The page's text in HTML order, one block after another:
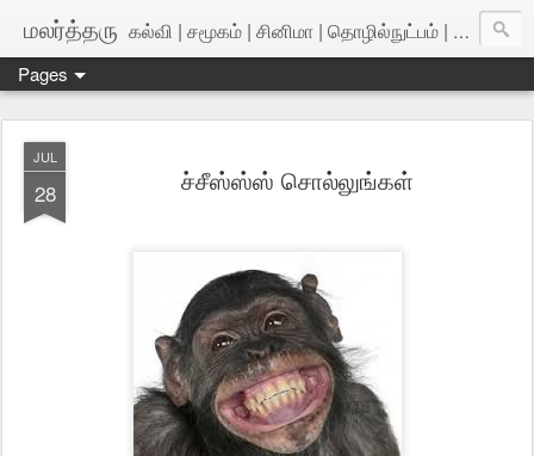
மலர்த்தரு கல்வி | சமூகம் | சினிமா | தொழில்நுட்பம் | அறிவியல்
Pages
JUL
28 ச்சீஸ்ஸ்ஸ் சொல்லுங்கள்